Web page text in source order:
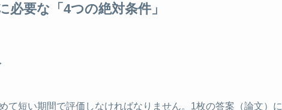
要な「4つの絶対条件」
て短い期間で評価しなければなりません。1枚の答案（論文）に